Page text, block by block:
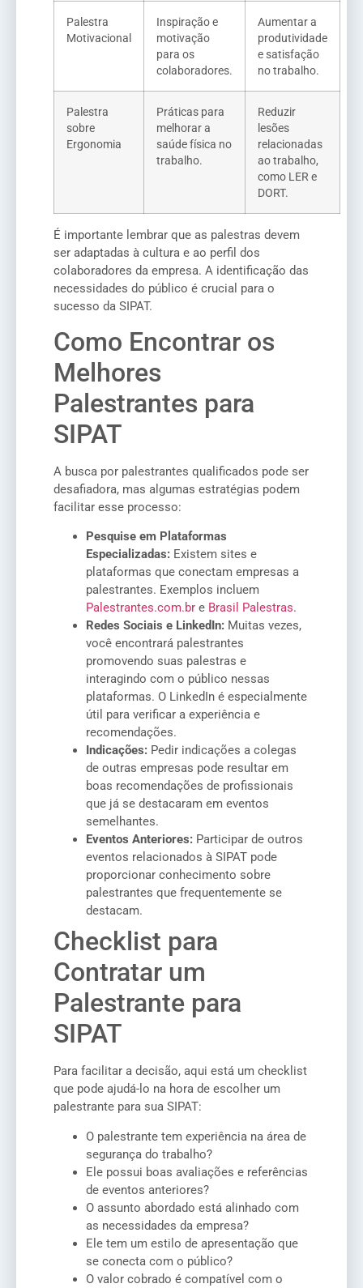
Palestra
Motivacional
Inspiração e
motivação
para os
colaboradores.
Aumentar a
produtividade
e satisfação
no trabalho.
Palestra
sobre
Ergonomia
Práticas para
melhorar a
saúde física no
trabalho.
Reduzir
lesões
relacionadas
ao trabalho,
como LER e
DORT.
É importante lembrar que as palestras devem
ser adaptadas à cultura e ao perfil dos
colaboradores da empresa. A identificação das
necessidades do público é crucial para o
sucesso da SIPAT.
Como Encontrar os
Melhores
Palestrantes para
SIPAT
A busca por palestrantes qualificados pode ser
desafiadora, mas algumas estratégias podem
facilitar esse processo:
Pesquise em Plataformas
Especializadas: Existem sites e
plataformas que conectam empresas a
palestrantes. Exemplos incluem
Palestrantes.com.br e Brasil Palestras.
Redes Sociais e LinkedIn: Muitas vezes,
você encontrará palestrantes
promovendo suas palestras e
interagindo com o público nessas
plataformas. O LinkedIn é especialmente
útil para verificar a experiência e
recomendações.
Indicações: Pedir indicações a colegas
de outras empresas pode resultar em
boas recomendações de profissionais
que já se destacaram em eventos
semelhantes.
Eventos Anteriores: Participar de outros
eventos relacionados à SIPAT pode
proporcionar conhecimento sobre
palestrantes que frequentemente se
destacam.
Checklist para
Contratar um
Palestrante para
SIPAT
Para facilitar a decisão, aqui está um checklist
que pode ajudá-lo na hora de escolher um
palestrante para sua SIPAT:
O palestrante tem experiência na área de
segurança do trabalho?
Ele possui boas avaliações e referências
de eventos anteriores?
O assunto abordado está alinhado com
as necessidades da empresa?
Ele tem um estilo de apresentação que
se conecta com o público?
O valor cobrado é compatível com o